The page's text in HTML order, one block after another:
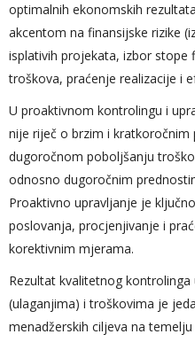
optimalnih ekonomskih
akcentom na finansijske rizike
isplativih projekata, izbor stope
troškova, praćenje realizacije i
U proaktivnom kontrolingu i
nije riječ o brzim i kratkoročnim
dugoročnom poboljšanju
odnosno dugoročnim
Proaktivno upravljanje je
poslovanja, procjenjivanje i
korektivnim mjerama.
Rezultat kvalitetnog
(ulaganjima) i troškovima je
menadžerskih ciljeva na